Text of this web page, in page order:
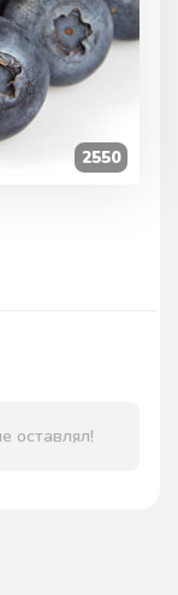
2550
оставлял!